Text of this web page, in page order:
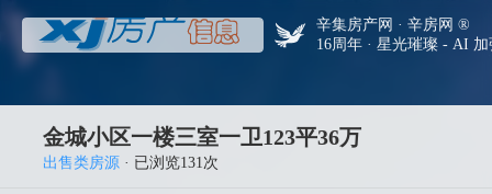
辛集房产网 · 辛房网 ®
16周年 · 星光璀璨 - AI
金城小区一楼三室一卫123平36万
出售类房源 · 已浏览131次